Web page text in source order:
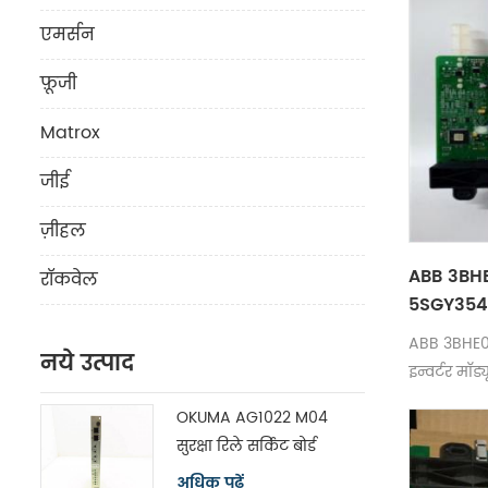
ABB
मॉड्यूल
करें
ABB
इन्वर्टर
एमर्सन
फ़ूजी
Matrox
जीई
ज़ीहल
रॉकवेल
नये उत्पाद
OKUMA AG1022 M04
सुरक्षा रिले सर्किट बोर्ड
मॉड्यूल H1102P-2